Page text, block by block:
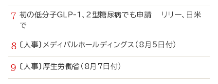
初の低分子GLP-1、2型糖尿病でも申請 リリー、日米
で
〔人事〕メディパルホールディングス（8月5日付）
〔人事〕厚生労働省（8月7日付）